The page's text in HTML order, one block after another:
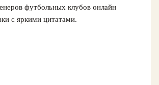
футбольных клубов онлайн
с яркими цитатами.